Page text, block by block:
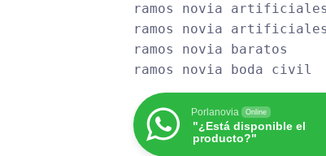
ramos novia artificiales
ramos novia
ramos novia baratos
ramos novia boda civil
Porlanovia Online
"¿Está disponible el
producto?"